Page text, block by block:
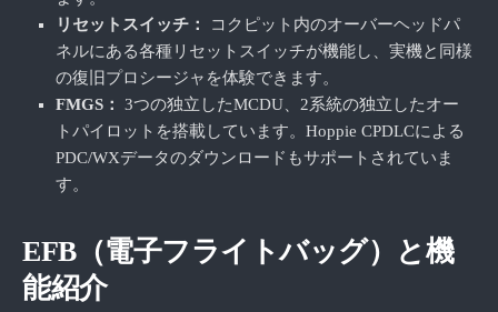
リセットスイッチ：
コクピット内のオーバーヘッドパ
ネルにある各種リセットスイッチが機能し、実機と同様
の復旧プロシージャを体験できます。
FMGS：
3つの独立したMCDU、2系統の独立したオー
トパイロットを搭載しています。Hoppie CPDLCによる
PDC/WXデータのダウンロードもサポートされていま
す。
EFB（電子フライトバッグ）と機
能紹介